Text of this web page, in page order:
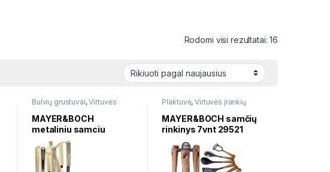
Rodomi visi rezultatai: 16
Bulvių grustuvai,Virtuvės
įrankių rinkiniai
MAYER&BOCH
metaliniu samciu
rinkinys 7 dalių,
dramblio kaulo spalvos
22007
Plaktuvė,Virtuvės įrankių
MAYER&BOCH samčių
rinkinys 7vnt 29521